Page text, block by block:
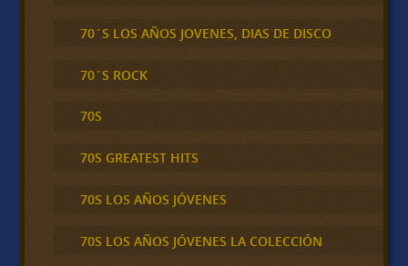
70´S LOS AÑOS JOVENES, DIAS DE DISCO
70´S ROCK
70S
70S GREATEST HITS
70S LOS AÑOS JÓVENES
70S LOS AÑOS JÓVENES LA COLECCIÓN